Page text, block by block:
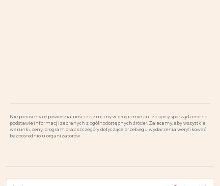
Nie ponosimy odpowiedzialności za zmiany w programie ani za opisy sporządzone na
podstawie informacji zebranych z ogólnodostępnych źródeł. Zalecamy, aby wszystkie
warunki, ceny, program oraz szczegóły dotyczące przebiegu wydarzenia weryfikować
bezpośrednio u organizatorów.